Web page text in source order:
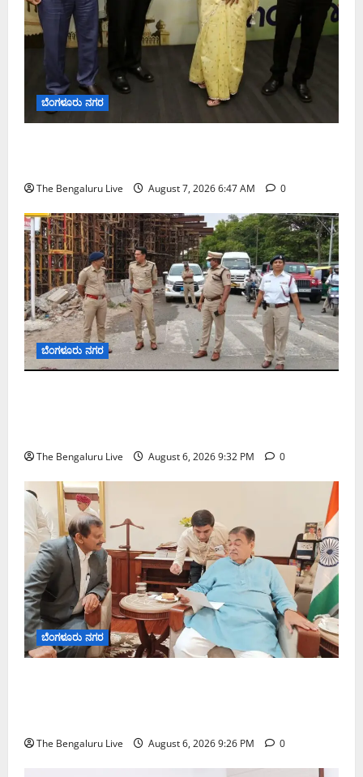
ಬೆಂಗಳೂರು ನಗರ
The Bengaluru Live August 7, 2026 6:47 AM 0
ಬೆಂಗಳೂರು ನಗರ
The Bengaluru Live August 6, 2026 9:32 PM 0
ಬೆಂಗಳೂರು ನಗರ
The Bengaluru Live August 6, 2026 9:26 PM 0